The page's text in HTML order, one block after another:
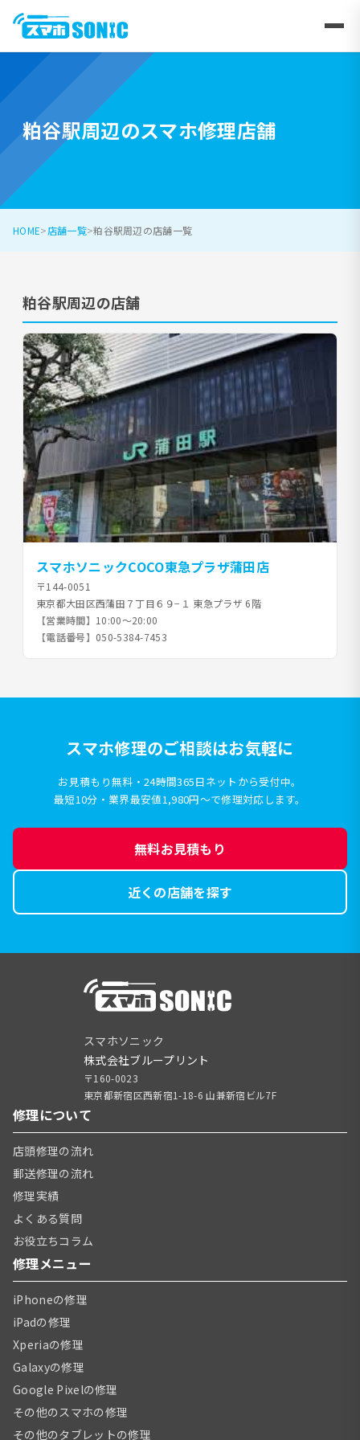
粕谷駅周辺のスマホ修理店舗
HOME 店舗一覧 粕谷駅周辺の店舗一覧
粕谷駅周辺の店舗
スマホソニックCOCO東急プラザ蒲田店
〒144-0051
東京都大田区西蒲田７丁目６９−１ 東急プラザ 6階
【営業時間】 10:00～20:00
【電話番号】 050-5384-7453
スマホ修理のご相談はお気軽に
お見積もり無料・24時間365日ネットから受付中。
最短10分・業界最安値1,980円〜で修理対応します。
無料お見積もり
近くの店舗を探す
スマホソニック
株式会社ブループリント
〒160-0023
東京都新宿区西新宿1-18-6 山兼新宿ビル7F
修理について
店頭修理の流れ
郵送修理の流れ
修理実績
よくある質問
お役立ちコラム
修理メニュー
iPhoneの修理
iPadの修理
Xperiaの修理
Galaxyの修理
Google Pixelの修理
その他のスマホの修理
その他のタブレットの修理